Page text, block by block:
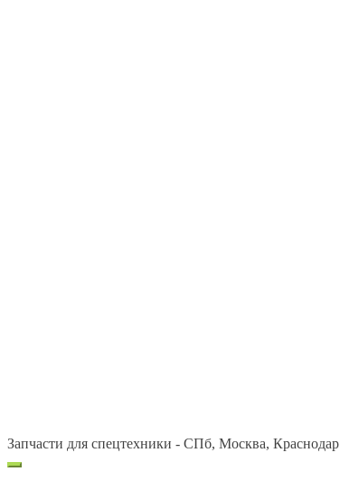
Запчасти для спецтехники - СПб, Москва, Краснодар